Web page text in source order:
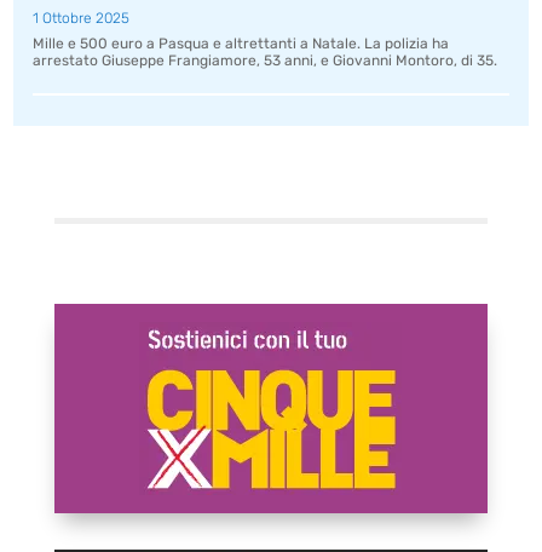
1 Ottobre 2025
Mille e 500 euro a Pasqua e altrettanti a Natale. La polizia ha
arrestato Giuseppe Frangiamore, 53 anni, e Giovanni Montoro, di 35.